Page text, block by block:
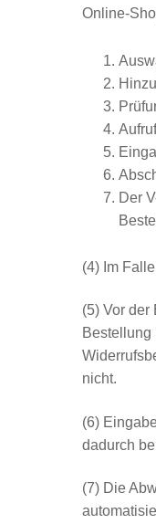
Online-
Der
(4) Im
(5) Vor
Bestellung
nicht.
(6)
dadurch
(7) Die